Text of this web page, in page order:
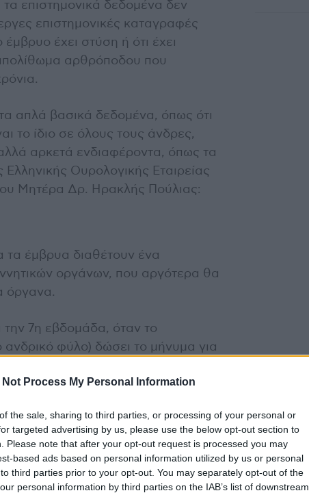
Not Process My Personal Information
the sale, sharing to third parties, or processing of your personal or
targeted advertising by us, please use the below opt-out section to
Please note that after your opt-out request is processed you may
based ads based on personal information utilized by us or personal
third parties prior to your opt-out. You may separately opt-out of the
personal information by third parties on the IAB’s list of downstream
επιστημονικά δεδομένα δεν
επιστημονικές καταγραφές
έχει στύση ή ότι έχει
αρθρόποδου που
απλά βασικά δεδομένα, όπως ότι
το ίδιο σε όλους τους άνδρες,
αρκετά ενδιαφέροντα, όπως τα
Ουρολογικής Εταιρείας
Μητέρα Δρ. Ηρακλής Πούλιας:
έμβρυα διαθέτουν ένα
οργάνων, που αργότερα θα
όργανα.
την 7η εβδομάδα, όταν το
φύλο) δώσει το μήνυμα για
Μετά την 18η εβδομάδα της
και στο υπερηχογράφημα.
τα αγόρια να γεννιούνται με
και κατά την ενδομήτρια ζωή. Οι
όταν τα έμβρυα κοιμούνται βαθιά
αρκετά συχνά. Κανείς δεν